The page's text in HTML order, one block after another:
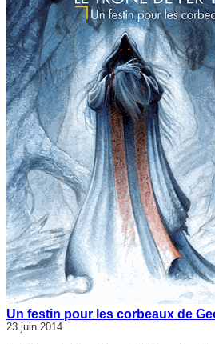
Un festin pour les corbeaux de
23 juin 2014